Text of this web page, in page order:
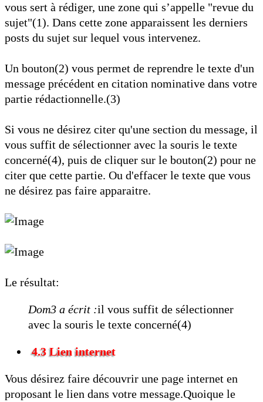
vous sert à rédiger, une zone qui s’appelle "revue du
sujet"(1). Dans cette zone apparaissent les derniers
posts du sujet sur lequel vous intervenez.
Un bouton(2) vous permet de reprendre le texte d'un
message précédent en citation nominative dans votre
partie rédactionnelle.(3)
Si vous ne désirez citer qu'une section du message, il
vous suffit de sélectionner avec la souris le texte
concerné(4), puis de cliquer sur le bouton(2) pour ne
citer que cette partie. Ou d'effacer le texte que vous
ne désirez pas faire apparaitre.
Le résultat:
Dom3 a écrit :il vous suffit de sélectionner
avec la souris le texte concerné(4)
4.3 Lien internet
Vous désirez faire découvrir une page internet en
proposant le lien dans votre message.Quoique le